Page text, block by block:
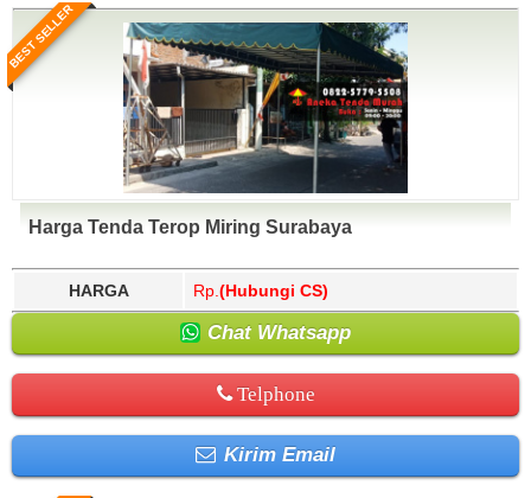
BEST SELLER
Harga Tenda Terop Miring Surabaya
HARGA Rp. (Hubungi CS)
Chat Whatsapp
Telphone
Kirim Email